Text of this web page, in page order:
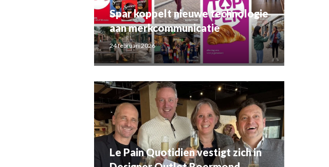
Spar koppelt nieuwe technologie
aan merkcommunicatie
24 februari 2026
Le Pain Quotidien vestigt zich in